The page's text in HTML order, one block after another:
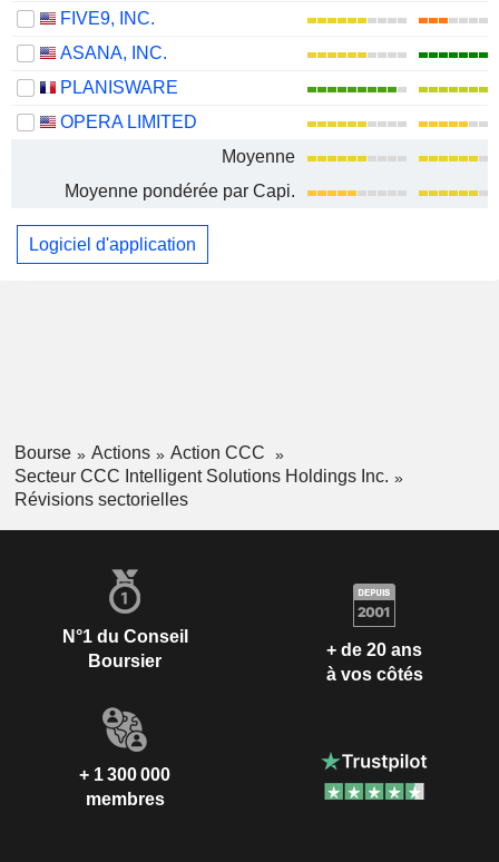
FIVE9, INC.
ASANA, INC.
PLANISWARE
OPERA LIMITED
Moyenne
Moyenne pondérée par Capi.
Logiciel d'application
Bourse Actions
Action CCC
Secteur CCC Intelligent Solutions Holdings Inc.
Révisions sectorielles
N°1 du Conseil
Boursier
+ de 20 ans
à vos côtés
+ 1 300 000
membres